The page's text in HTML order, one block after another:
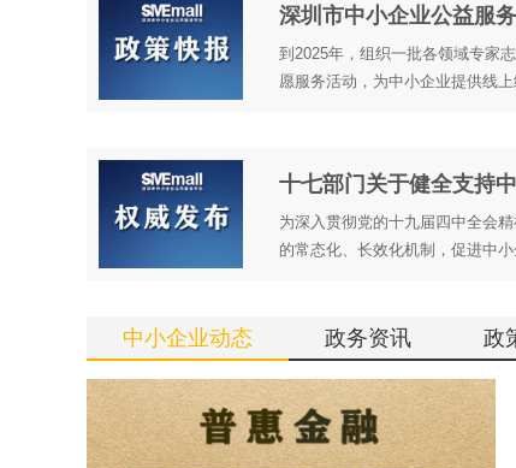
深圳市中小企业公益服
到2025年，组织一批各领域专家
愿服务活动，为中小企业提供线
十七部门关于健全支持
为深入贯彻党的十九届四中全会
的常态化、长效化机制，促进中
中小企业动态 政务资讯 政